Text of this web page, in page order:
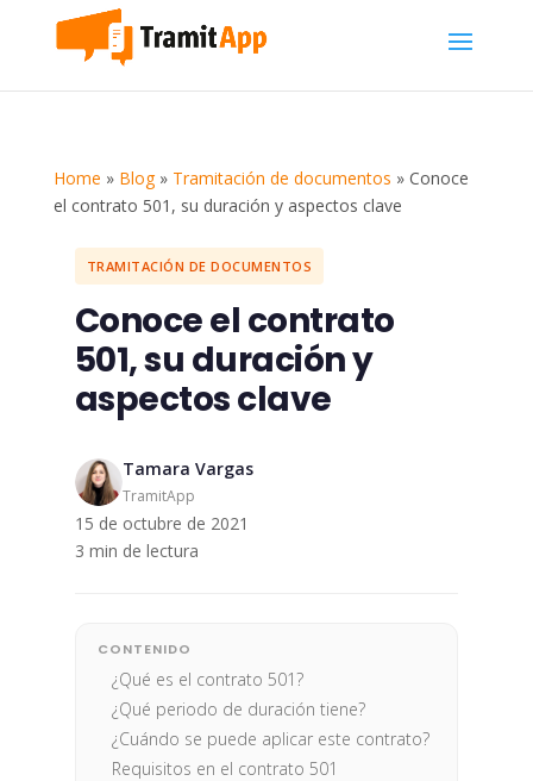
Home » Blog» Tramitación de documentos » Conoce
el contrato 501, su duración y aspectos clave
TRAMITACIÓN DE DOCUMENTOS
Conoce el contrato
501, su duración y
aspectos clave
Tamara Vargas
TramitApp
15 de octubre de 2021
3 min de lectura
CONTENIDO
¿Qué es el contrato 501?
¿Qué periodo de duración tiene?
¿Cuándo se puede aplicar este contrato?
Requisitos en el contrato 501